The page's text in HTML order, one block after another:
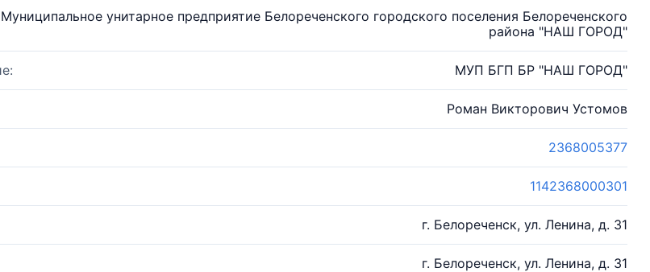
Муниципальное унитарное предприятие Белореченского городского поселения Белореченского
района "НАШ ГОРОД"
МУП БГП БР "НАШ ГОРОД"
Роман Викторович Устомов
2368005377
1142368000301
г. Белореченск, ул. Ленина, д. 31
г. Белореченск, ул. Ленина, д. 31